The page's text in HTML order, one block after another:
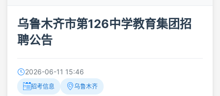
乌鲁木齐市第126中学教育集团招
聘公告
2026-06-11 15:46
招考信息 乌鲁木齐